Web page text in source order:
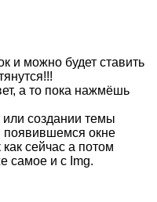
и можно будет ставить
а то пока нажмёшь
или создании темы
появившемся окне
сейчас а потом
самое и с Img.